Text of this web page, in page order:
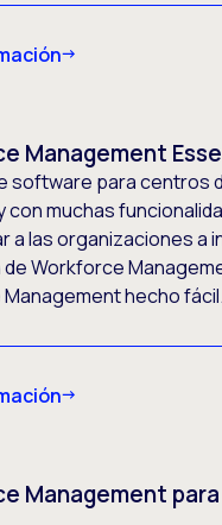
Management
software para centros
con muchas
a las organizaciones a
Workforce
hecho fácil.
Management